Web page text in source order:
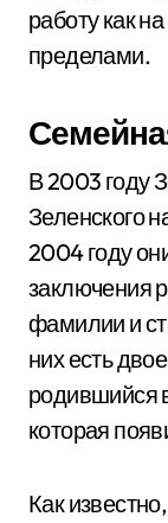
работу как
пределами.
В 2003 году
Зеленского
2004 году
заключения
фамилии и
них есть
родившийся
которая
Как